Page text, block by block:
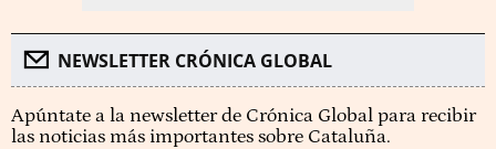
NEWSLETTER CRÓNICA GLOBAL
Apúntate a la newsletter de Crónica Global para recibir
las noticias más importantes sobre Cataluña.